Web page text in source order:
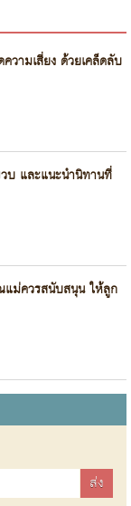
วามเสี่ยง ด้วยเคล็ดลับ
บ และแนะนำนิทานที่
ม่ควรสนับสนุน ให้ลูก